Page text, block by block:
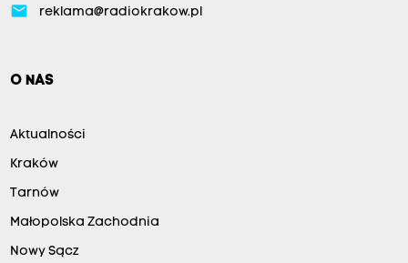
email reklama@radiokrakow.pl
O NAS
Aktualności
Kraków
Tarnów
Małopolska Zachodnia
Nowy Sącz